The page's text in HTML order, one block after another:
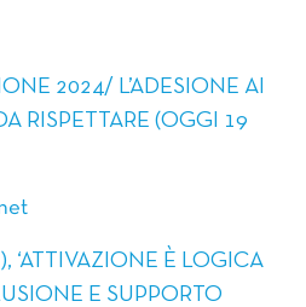
2024/ L’ADESIONE AI
RISPETTARE (OGGI 19
‘ATTIVAZIONE È LOGICA
E SUPPORTO